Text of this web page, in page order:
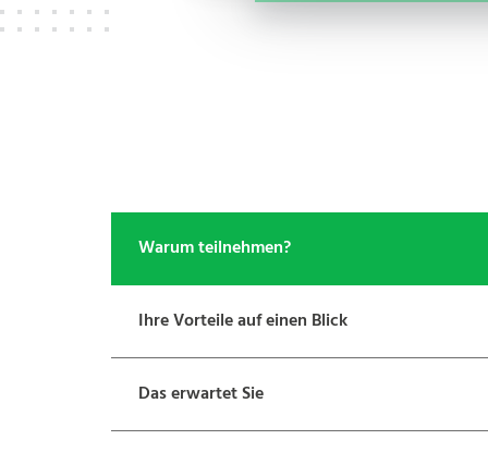
Warum teilnehmen?
Ihre Vorteile auf einen Blick
Das erwartet Sie